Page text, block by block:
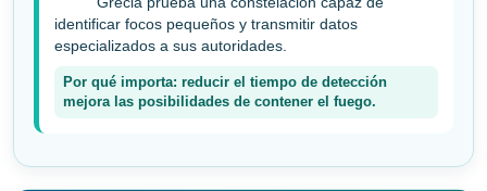
identificar focos pequeños y transmitir datos
especializados a sus autoridades.
Por qué importa: reducir el tiempo de detección
mejora las posibilidades de contener el fuego.